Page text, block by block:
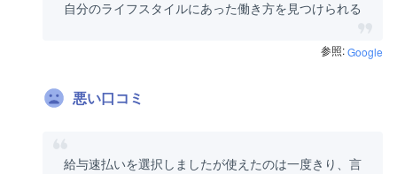
自分のライフスタイルにあった働き方を見つけられる
参照:Google
悪い口コミ
給与速払いを選択しましたが使えたのは一度きり、言